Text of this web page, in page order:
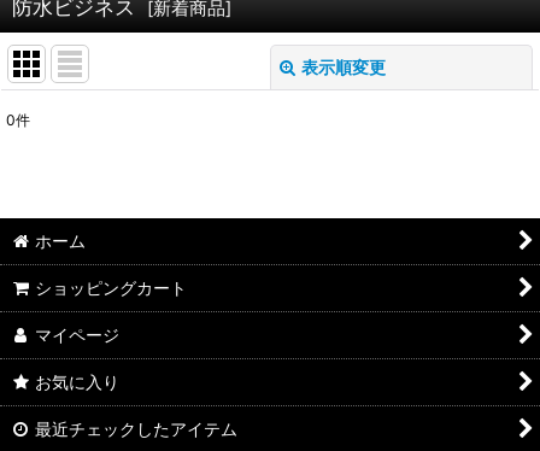
防水ビジネス [新着商品]
表示順変更
絞り込む
0件
ホーム
ショッピングカート
マイページ
お気に入り
最近チェックしたアイテム